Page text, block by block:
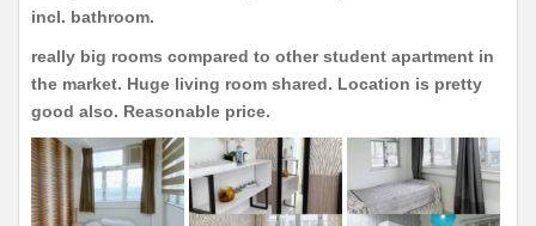
incl. bathroom.
really big rooms compared to other student apartment in
the market. Huge living room shared. Location is pretty
good also. Reasonable price.